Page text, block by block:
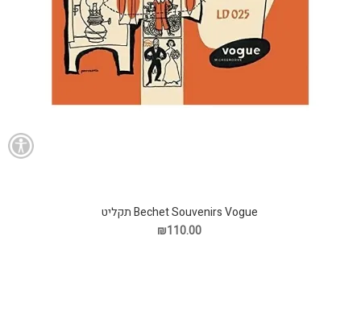
Bechet Souvenirs Vogue תקליט
₪110.00